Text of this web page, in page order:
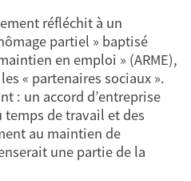
réfléchit à un
partiel » baptisé
en emploi » (ARME),
« partenaires sociaux ».
: un accord d’entreprise
de travail et des
au maintien de
une partie de la